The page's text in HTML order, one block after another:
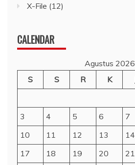
X-File (12)
CALENDAR
Agustus 2026
S
S R K
3
4 5 6 7
10
11 12 13 14
17
18 19 20 21